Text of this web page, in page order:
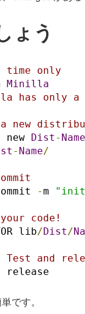
ょう
only
Minilla
has only a
a new
Dist - Name
- Name/
-m
code!
lib/Dist/
Test and
です。